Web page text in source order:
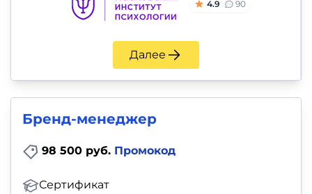
4.9 90
Далее
Бренд-менеджер
98 500 руб. Промокод
Сертификат